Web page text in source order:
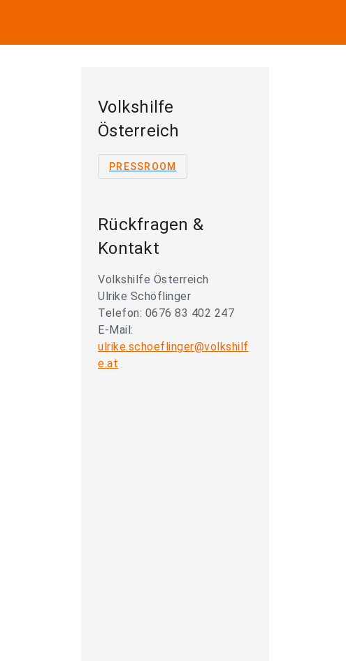
Volkshilfe
Österreich
PRESSROOM
Rückfragen &
Kontakt
Volkshilfe Österreich
Ulrike Schöflinger
Telefon: 0676 83 402 247
E-Mail:
ulrike.schoeflinger@volkshilf
e.at